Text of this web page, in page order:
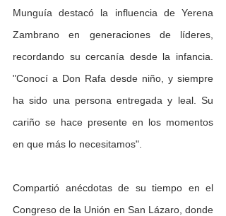
Munguía destacó la influencia de Yerena
Zambrano en generaciones de líderes,
recordando su cercanía desde la infancia.
"Conocí a Don Rafa desde niño, y siempre
ha sido una persona entregada y leal. Su
cariño se hace presente en los momentos
en que más lo necesitamos".
Compartió anécdotas de su tiempo en el
Congreso de la Unión en San Lázaro, donde